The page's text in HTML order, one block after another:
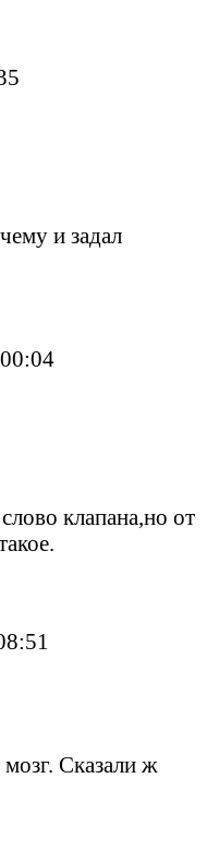
и задал
клапана,но от
Сказали ж